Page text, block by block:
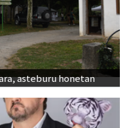
asteburu honetan